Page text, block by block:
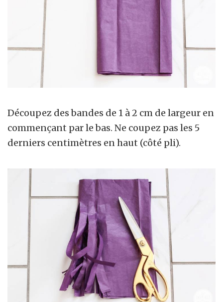
Découpez des bandes de 1 à 2 cm de largeur en
commençant par le bas. Ne coupez pas les 5
derniers centimètres en haut (côté pli).